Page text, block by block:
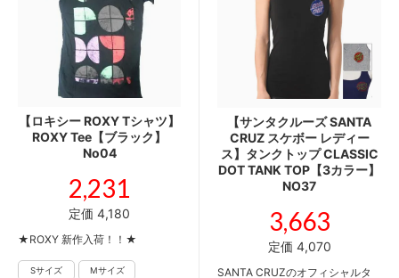
【ロキシー ROXY Tシャツ】
ROXY Tee【ブラック】
No04
2,231
定価 4,180
★ROXY 新作入荷！！★
【サンタクルーズ SANTA
CRUZ スケボー レディー
ス】タンクトップ CLASSIC
DOT TANK TOP【3カラー】
NO37
3,663
定価 4,070
SANTA CRUZのオフィシャルタ